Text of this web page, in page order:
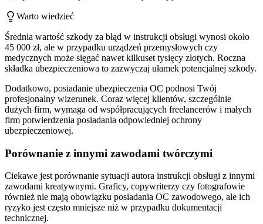
Warto wiedzieć
Średnia wartość szkody za błąd w instrukcji obsługi wynosi około
45 000 zł, ale w przypadku urządzeń przemysłowych czy
medycznych może sięgać nawet kilkuset tysięcy złotych. Roczna
składka ubezpieczeniowa to zazwyczaj ułamek potencjalnej szkody.
Dodatkowo, posiadanie ubezpieczenia OC podnosi Twój
profesjonalny wizerunek. Coraz więcej klientów, szczególnie
dużych firm, wymaga od współpracujących freelancerów i małych
firm potwierdzenia posiadania odpowiedniej ochrony
ubezpieczeniowej.
Porównanie z innymi zawodami twórczymi
Ciekawe jest porównanie sytuacji autora instrukcji obsługi z innymi
zawodami kreatywnymi. Graficy, copywriterzy czy fotografowie
również nie mają obowiązku posiadania OC zawodowego, ale ich
ryzyko jest często mniejsze niż w przypadku dokumentacji
technicznej.